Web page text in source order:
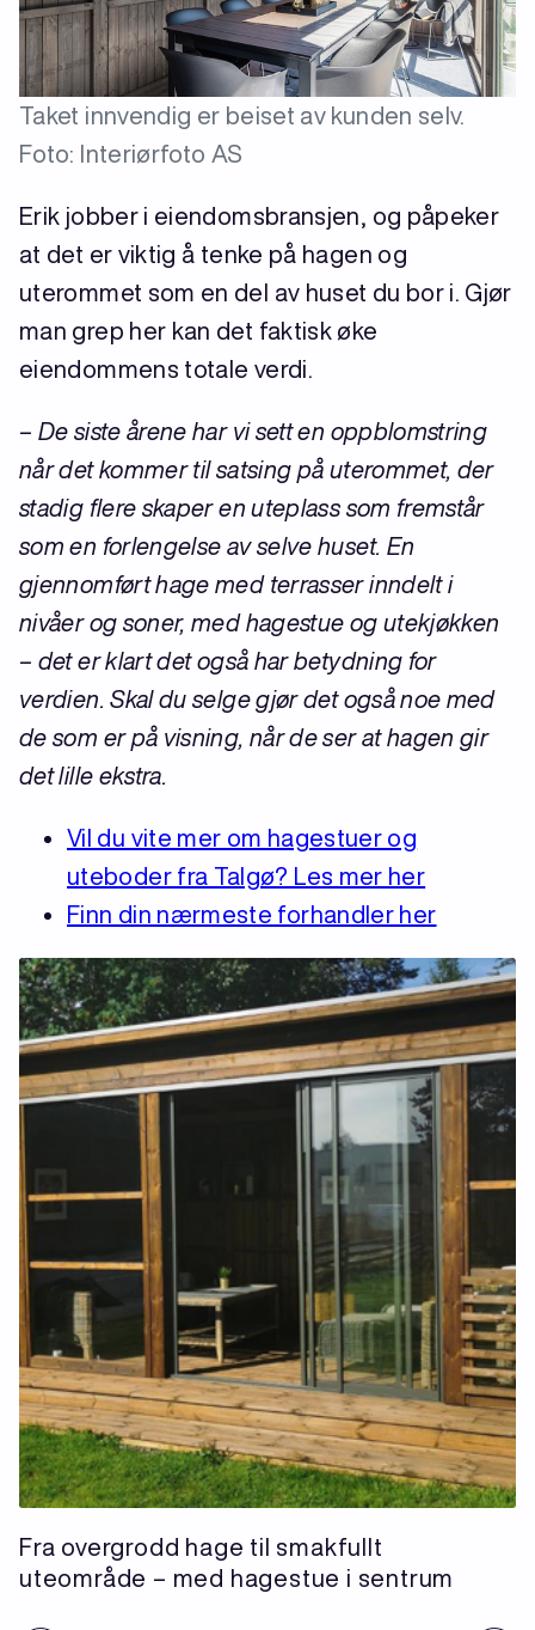
Taket innvendig er beiset av kunden selv.
Foto: Interiørfoto AS
Erik jobber i eiendomsbransjen, og påpeker
at det er viktig å tenke på hagen og
uterommet som en del av huset du bor i. Gjør
man grep her kan det faktisk øke
eiendommens totale verdi.
– De siste årene har vi sett en oppblomstring
når det kommer til satsing på uterommet, der
stadig flere skaper en uteplass som fremstår
som en forlengelse av selve huset. En
gjennomført hage med terrasser inndelt i
nivåer og soner, med hagestue og utekjøkken
– det er klart det også har betydning for
verdien. Skal du selge gjør det også noe med
de som er på visning, når de ser at hagen gir
det lille ekstra.
Vil du vite mer om hagestuer og
uteboder fra Talgø? Les mer her
Finn din nærmeste forhandler her
Fra overgrodd hage til smakfullt
uteområde – med hagestue i sentrum